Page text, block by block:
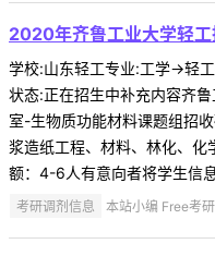
2020年齐鲁工业大学轻
学校:山东轻工专业:工学->轻
状态:正在招生中补充内容齐
室-生物质功能材料课题组招
浆造纸工程、材料、林化、化
额：4-6人有意向者将学生信
考研调剂信息 本站小编 Free考